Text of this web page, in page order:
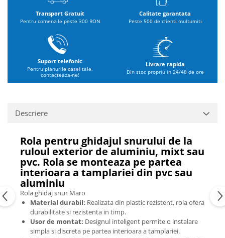
Transport Gratuit
Pentru comenzile peste 300 RON
Calitate garantata
Peste 500 de clienti multumiti
Suport telefonic
Pentru planurile casei tale,
contacteaza-ne!
Livrare rapida
Din stoc propriu in 24/48 de ore
Descriere
Rola pentru ghidajul snurului de la
ruloul exterior de aluminiu, mixt sau
pvc. Rola se monteaza pe partea
interioara a tamplariei din pvc sau
aluminiu
Rola ghidaj snur Maro
Material durabil: Realizata din plastic rezistent, rola ofera
durabilitate si rezistenta in timp.
Usor de montat: Designul inteligent permite o instalare
simpla si discreta pe partea interioara a tamplariei.